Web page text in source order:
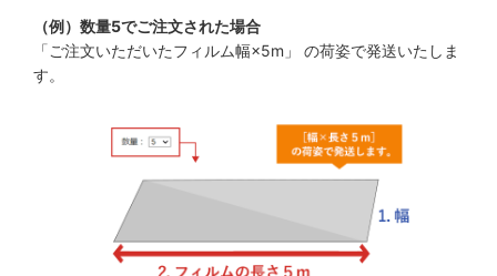
（例）数量5でご注文された場合
「ご注文いただいたフィルム幅×5m」 の荷姿で発送いたしま
す。